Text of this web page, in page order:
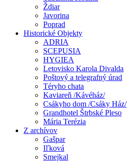
Ždiar
Javorina
Poprad
Historické Objekty
ADRIA
SCEPUSIA
HYGIEA
Letovisko Karola Divalda
Poštový a telegrafný úrad
Téryho chata
Kaviareň /Kávéház/
Csákyho dom /Csáky Ház/
Grandhotel Štrbské Pleso
Mária Terézia
Z archívov
Gašpar
Iľková
Smejkal